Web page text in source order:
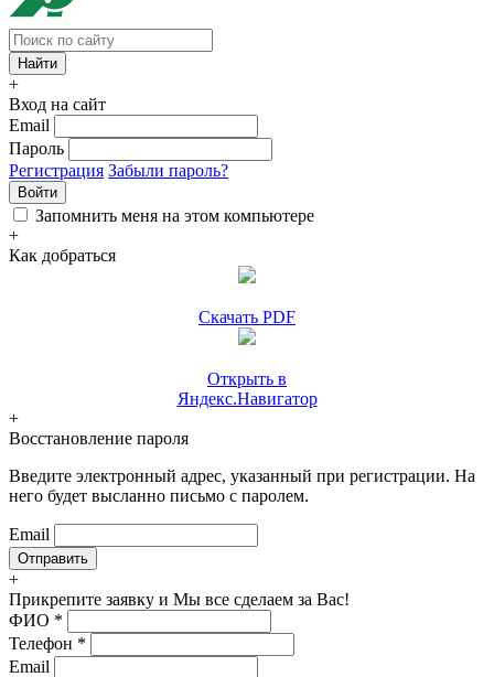
+
Вход на сайт
Email
Пароль
Регистрация Забыли пароль?
Войти
Запомнить меня на этом компьютере
+
Как добраться
Скачать PDF
Открыть в
Яндекс.Навигатор
+
Восстановление пароля
Введите электронный адрес, указанный при регистрации. На
него будет высланно письмо с паролем.
Email
+
Прикрепите заявку и Мы все сделаем за Вас!
ФИО *
Телефон *
Email